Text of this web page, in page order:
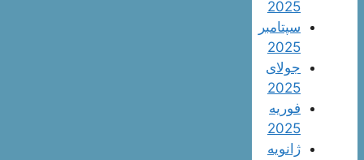
2025
سپتامبر
2025
جولای
2025
فوریه
2025
ژانویه